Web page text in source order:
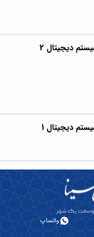
دیجیتال 2
دیجیتال 1
واتساپ